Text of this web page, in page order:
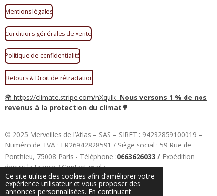
Ce site utilise des cookies afin d’améliorer votre
expérience utilisateur et vous proposer des
annonces personnalisées. En continuant
a
g
e
r
a
g
e
r
Mentions légales
Conditions générales de vente
Politique de confidentialité
Retours & Droit de rétractation
🌍 https://climate.stripe.com/nXqulk Nous versons 1 % de nos
revenus à la protection du climat🌳
© 2025 Merveilles de l’Atlas – SAS – SIRET : 94282859100019 –
Numéro de TVA : FR26942828591 / Siège social : 59 Rue de
Ponthieu, 75008 Paris - Téléphone :0663626033 / Expédition
depuis la France / Contact mail :
contact@merveillesdelatlas.fr
Propulsé parWebador